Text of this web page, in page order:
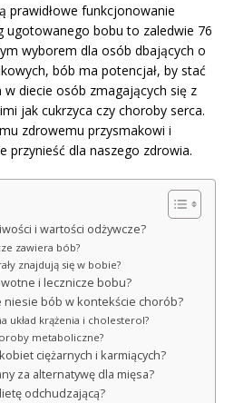
prawidłowe funkcjonowanie
ugotowanego bobu to zaledwie 76
wyborem dla osób dbających o
bób ma potencjał, by stać
diecie osób zmagających się z
jak cukrzyca czy choroby serca.
zdrowemu przysmakowi i
przynieść dla naszego zdrowia.
i wartości odżywcze?
zawiera bób?
znajdują się w bobie?
i lecznicze bobu?
niesie bób w kontekście chorób?
układ krążenia i cholesterol?
metaboliczne?
ciężarnych i karmiących?
za alternatywę dla mięsa?
odchudzającą?